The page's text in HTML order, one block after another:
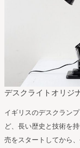
デスクライトオリジ
イギリスのデスクラン
ど、長い歴史と技術を
売をスタートしてから